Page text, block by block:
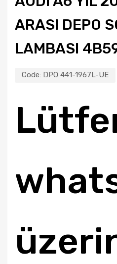
ARASI DEPO
LAMBASI
Code: DPO 441-1967L-UE